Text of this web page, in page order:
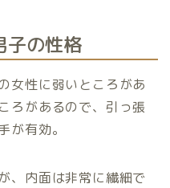
子の性格
女性に弱いところがあ
ろがあるので、引っ張
が有効。
、内面は非常に繊細で